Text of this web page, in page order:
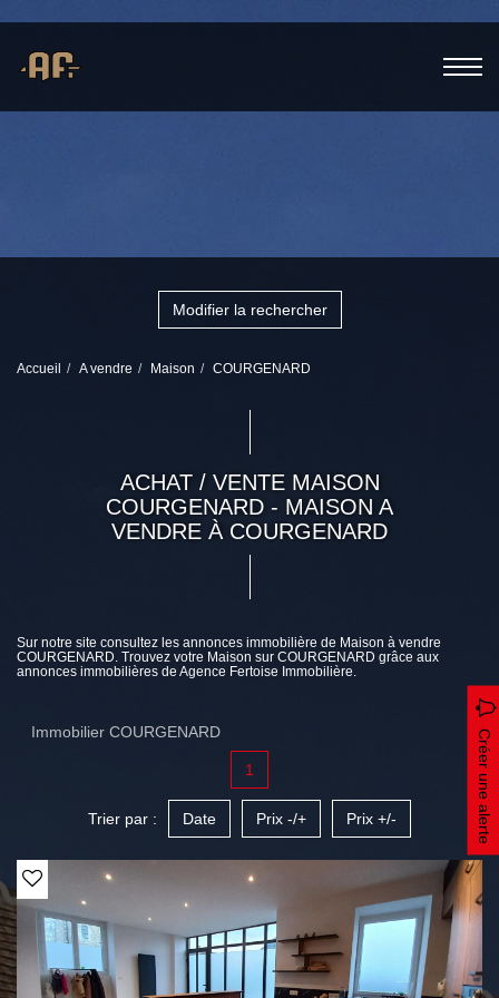
Modifier la rechercher
Accueil A vendre Maison COURGENARD
ACHAT / VENTE MAISON
COURGENARD - MAISON A
VENDRE À COURGENARD
Sur notre site consultez les annonces immobilière de Maison à vendre
COURGENARD. Trouvez votre Maison sur COURGENARD grâce aux
annonces immobilières de Agence Fertoise Immobilière.
Immobilier COURGENARD Créer une alerte
1
Trier par : Date Prix -/+ Prix +/-